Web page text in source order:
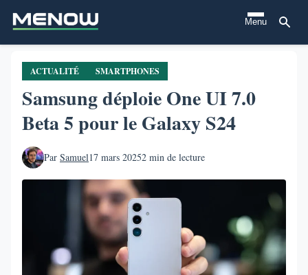
contenu
principal
Menu
ACTUALITÉ SMARTPHONES
Samsung déploie One UI 7.0
Beta 5 pour le Galaxy S24
Par Samuel17 mars 20252 min de lecture